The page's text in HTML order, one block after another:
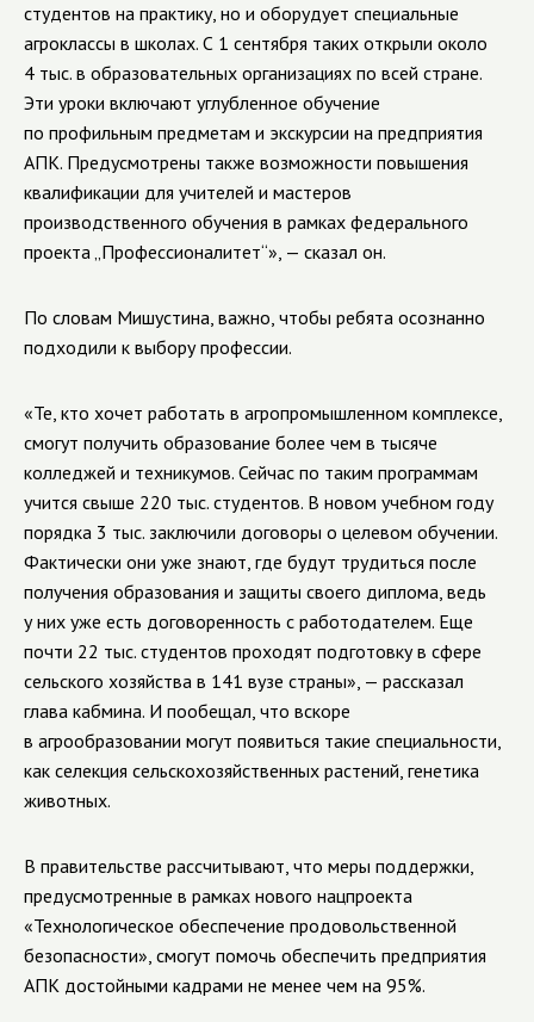
студентов на практику, но и оборудует специальные
агроклассы в школах. С 1 сентября таких открыли около
4 тыс. в образовательных организациях по всей стране.
Эти уроки включают углубленное обучение
по профильным предметам и экскурсии на предприятия
АПК. Предусмотрены также возможности повышения
квалификации для учителей и мастеров
производственного обучения в рамках федерального
проекта „Профессионалитет“», — сказал он.
По словам Мишустина, важно, чтобы ребята осознанно
подходили к выбору профессии.
«Те, кто хочет работать в агропромышленном комплексе,
смогут получить образование более чем в тысяче
колледжей и техникумов. Сейчас по таким программам
учится свыше 220 тыс. студентов. В новом учебном году
порядка 3 тыс. заключили договоры о целевом обучении.
Фактически они уже знают, где будут трудиться после
получения образования и защиты своего диплома, ведь
у них уже есть договоренность с работодателем. Еще
почти 22 тыс. студентов проходят подготовку в сфере
сельского хозяйства в 141 вузе страны», — рассказал
глава кабмина. И пообещал, что вскоре
в агрообразовании могут появиться такие специальности,
как селекция сельскохозяйственных растений, генетика
животных.
В правительстве рассчитывают, что меры поддержки,
предусмотренные в рамках нового нацпроекта
«Технологическое обеспечение продовольственной
безопасности», смогут помочь обеспечить предприятия
АПК достойными кадрами не менее чем на 95%.